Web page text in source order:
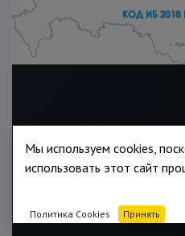
Мы используем cookies,
использовать этот сайт
Политика Cookies Принять